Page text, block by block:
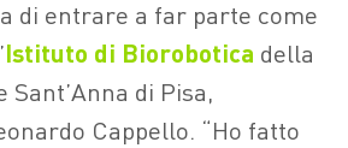
di entrare a far parte come
Istituto di Biorobotica della
di Pisa,
Cappello. “Ho fatto